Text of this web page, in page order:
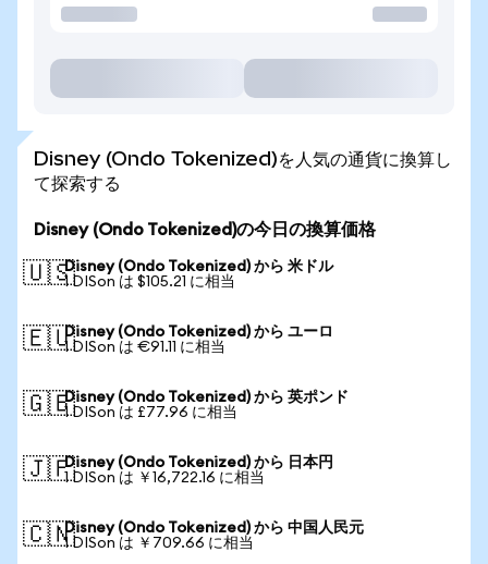
Disney (Ondo Tokenized)を人気の通貨に換算し
て探索する
Disney (Ondo Tokenized)の今日の換算価格
🇺🇸Disney (Ondo Tokenized) から 米ドル
1 DISon は $105.21 に相当
🇪🇺Disney (Ondo Tokenized) から ユーロ
1 DISon は €91.11 に相当
🇬🇧Disney (Ondo Tokenized) から 英ポンド
1 DISon は £77.96 に相当
🇯🇵Disney (Ondo Tokenized) から 日本円
1 DISon は ￥16,722.16 に相当
🇨🇳Disney (Ondo Tokenized) から 中国人民元
1 DISon は ￥709.66 に相当